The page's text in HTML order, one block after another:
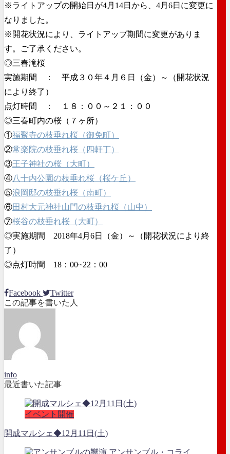
※ライトアップの開始日が4月14日から、4月6日に変更に
なりました。
※開花状況により、ライトアップ期間に変更がありま
す。ご了承ください。
◎三春滝桜
実施期間 ： 平成３０年４月６日（金）～（開花状況
により終了）
点灯時間 ： １８：００～２１：００
◎三春町内の桜（７ヶ所）
①福聚寺の枝垂れ桜（御免町）
②常楽院の枝垂れ桜（四軒丁）
③王子神社の桜（大町）
④八十内公園の枝垂れ桜（桜ケ丘）
⑤浪岡邸の枝垂れ桜（南町）
⑥田村大元神社山門の枝垂れ桜（山中）
⑦桜谷の枝垂れ桜（大町）
◎実施期間 2018年4月6日（金）～（開花状況により終
了）
◎点灯時間 18：00~22：00
Facebook
Twitter
この記事を書いた人
info
最近書いた記事
イベント開催
開成マルシェ◆12月11日(土)